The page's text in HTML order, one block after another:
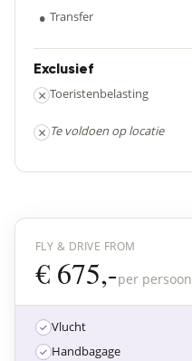
• Transfer
Exclusief
× Toeristenbelasting
× Te voldoen op locatie
FLY & DRIVE FROM
€ 675,-per persoon
Vlucht
Handbagage